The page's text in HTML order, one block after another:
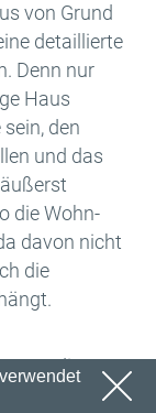
Passwort erinnern
von Grund
detaillierte
Denn nur
Haus
den
und das
die Wohn-
davon nicht
die
um die
annehmen,